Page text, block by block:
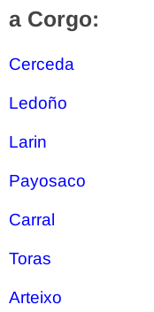
a Corgo:
Cerceda
Ledoño
Larin
Payosaco
Carral
Toras
Arteixo